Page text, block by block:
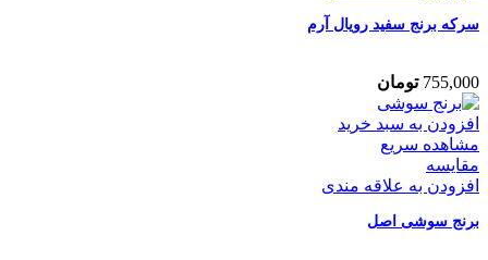
سرکه برنج سفید رویال آرم
755,000 تومان
افزودن به سبد خرید
مشاهده سریع
مقایسه
افزودن به علاقه مندی
برنج سوشی اصل